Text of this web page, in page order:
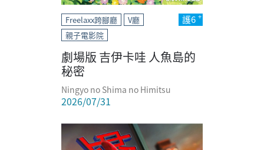
Freelaxx跨腳廳
V廳
親子電影院
護6
劇場版 吉伊卡哇 人魚島的
秘密
Ningyo no Shima no Himitsu
2026/07/31